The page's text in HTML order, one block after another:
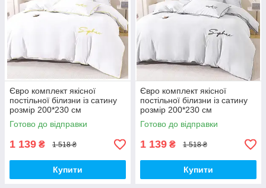
Євро комплект якісної
постільної білизни із сатину
розмір 200*230 см
Готово до відправки
1 139 ₴ 1 518 ₴
Купити
Євро комплект якісної
постільної білизни із сатину
розмір 200*230 см
Готово до відправки
1 139 ₴ 1 518 ₴
Купити